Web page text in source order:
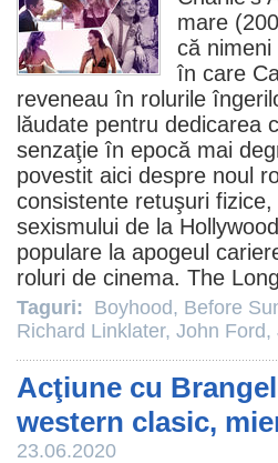
mare
că
în care
reveneau în rolurile
lăudate pentru dedicarea
senzaţie în epocă mai
povestit aici despre noul
consistente retuşuri
sexismului de la
populare la apogeul
roluri de cinema. The
Taguri: Boyhood, Before
Richard Linklater, John Ford,
Acţiune cu
western clasic,
23.06.2020